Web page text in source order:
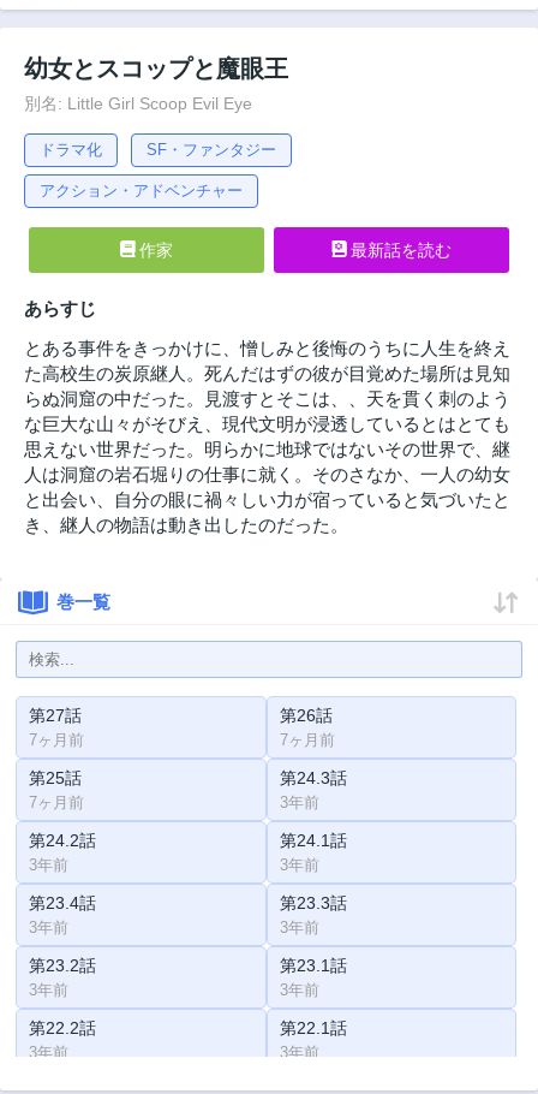
幼女とスコップと魔眼王
別名: Little Girl Scoop Evil Eye
ドラマ化 SF・ファンタジー
アクション・アドベンチャー
作家 最新話を読む
あらすじ
とある事件をきっかけに、憎しみと後悔のうちに人生を終え
た高校生の炭原継人。死んだはずの彼が目覚めた場所は見知
らぬ洞窟の中だった。見渡すとそこは、、天を貫く刺のよう
な巨大な山々がそびえ、現代文明が浸透しているとはとても
思えない世界だった。明らかに地球ではないその世界で、継
人は洞窟の岩石堀りの仕事に就く。そのさなか、一人の幼女
と出会い、自分の眼に禍々しい力が宿っていると気づいたと
き、継人の物語は動き出したのだった。
巻一覧
第27話
7ヶ月前
第26話
7ヶ月前
第25話
7ヶ月前
第24.3話
3年前
第24.2話
3年前
第24.1話
3年前
第23.4話
3年前
第23.3話
3年前
第23.2話
3年前
第23.1話
3年前
第22.2話
3年前
第22.1話
3年前